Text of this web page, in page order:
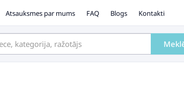
Atsauksmes par mums FAQ Blogs Kontakti